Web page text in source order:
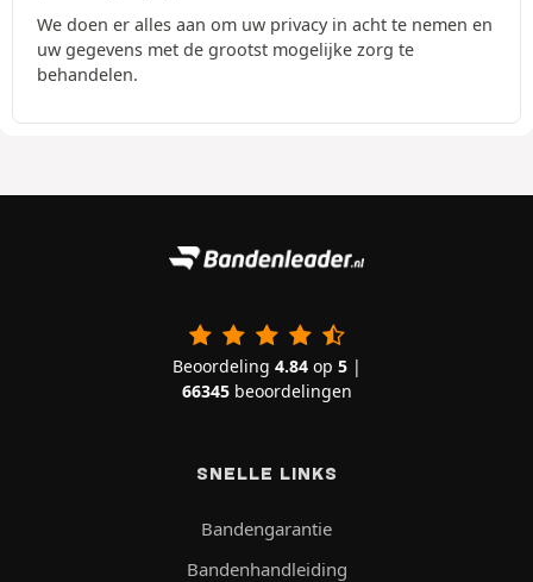
We doen er alles aan om uw privacy in acht te nemen en
uw gegevens met de grootst mogelijke zorg te
behandelen.
Beoordeling 4.84op 5|
66345beoordelingen
SNELLE LINKS
Bandengarantie
Bandenhandleiding